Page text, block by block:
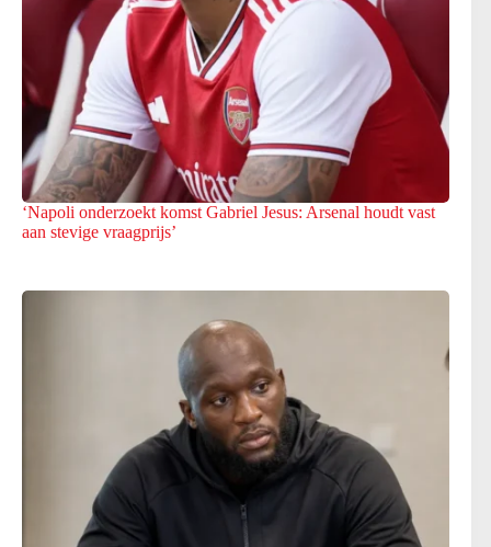
‘Napoli onderzoekt komst Gabriel Jesus: Arsenal houdt vast
aan stevige vraagprijs’